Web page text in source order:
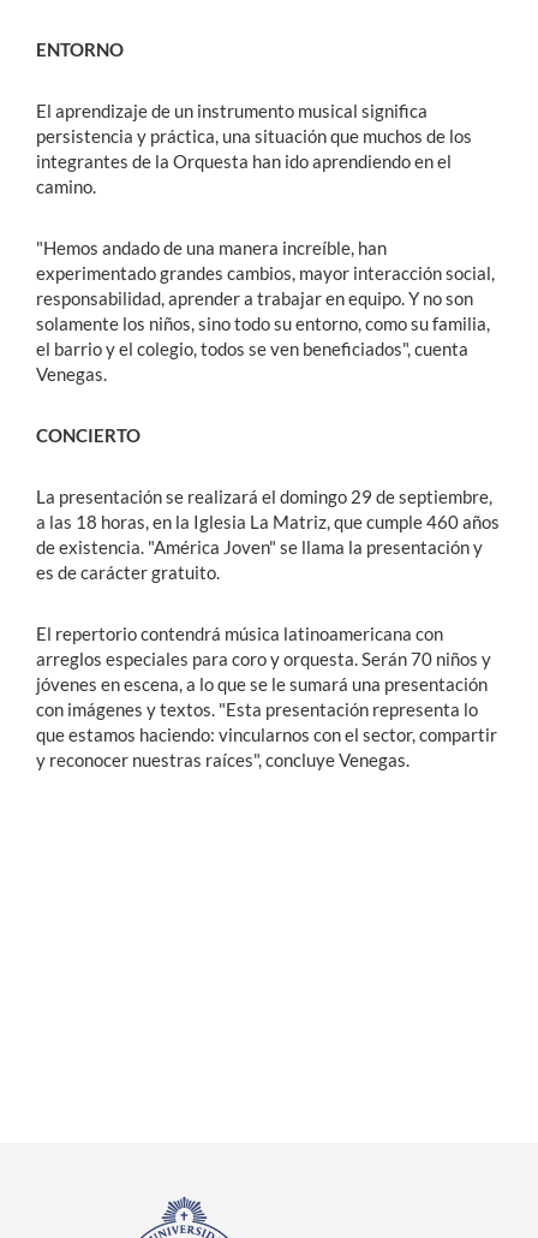
ENTORNO
El aprendizaje de un instrumento musical significa
persistencia y práctica, una situación que muchos de los
integrantes de la Orquesta han ido aprendiendo en el
camino.
"Hemos andado de una manera increíble, han
experimentado grandes cambios, mayor interacción social,
responsabilidad, aprender a trabajar en equipo. Y no son
solamente los niños, sino todo su entorno, como su familia,
el barrio y el colegio, todos se ven beneficiados", cuenta
Venegas.
CONCIERTO
La presentación se realizará el domingo 29 de septiembre,
a las 18 horas, en la Iglesia La Matriz, que cumple 460 años
de existencia. "América Joven" se llama la presentación y
es de carácter gratuito.
El repertorio contendrá música latinoamericana con
arreglos especiales para coro y orquesta. Serán 70 niños y
jóvenes en escena, a lo que se le sumará una presentación
con imágenes y textos. "Esta presentación representa lo
que estamos haciendo: vincularnos con el sector, compartir
y reconocer nuestras raíces", concluye Venegas.